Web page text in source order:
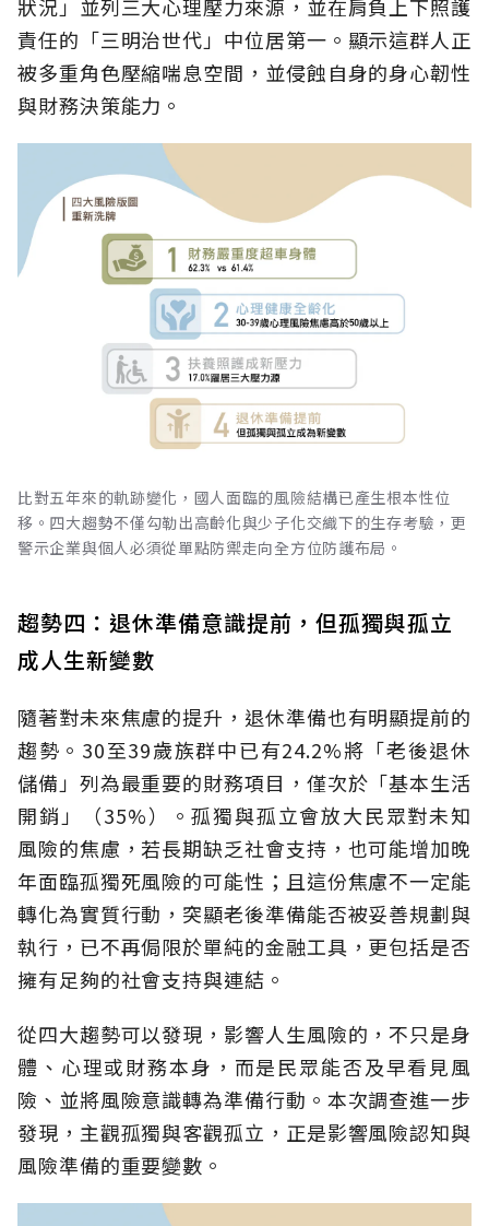
狀況」並列三大心理壓力來源，並在肩負上下照護
責任的「三明治世代」中位居第一。顯示這群人正
被多重角色壓縮喘息空間，並侵蝕自身的身心韌性
與財務決策能力。
比對五年來的軌跡變化，國人面臨的風險結構已產生根本性位
移。四大趨勢不僅勾勒出高齡化與少子化交織下的生存考驗，更
警示企業與個人必須從單點防禦走向全方位防護布局。
趨勢四：退休準備意識提前，但孤獨與孤立
成人生新變數
隨著對未來焦慮的提升，退休準備也有明顯提前的
趨勢。30至39歲族群中已有24.2%將「老後退休
儲備」列為最重要的財務項目，僅次於「基本生活
開銷」（35%）。孤獨與孤立會放大民眾對未知
風險的焦慮，若長期缺乏社會支持，也可能增加晚
年面臨孤獨死風險的可能性；且這份焦慮不一定能
轉化為實質行動，突顯老後準備能否被妥善規劃與
執行，已不再侷限於單純的金融工具，更包括是否
擁有足夠的社會支持與連結。
從四大趨勢可以發現，影響人生風險的，不只是身
體、心理或財務本身，而是民眾能否及早看見風
險、並將風險意識轉為準備行動。本次調查進一步
發現，主觀孤獨與客觀孤立，正是影響風險認知與
風險準備的重要變數。